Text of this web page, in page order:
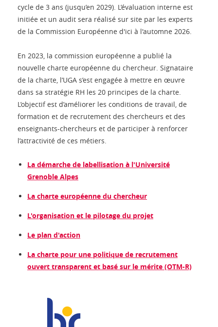
cycle de 3 ans (jusqu’en 2029). L’évaluation interne est
initiée et un audit sera réalisé sur site par les experts
de la Commission Européenne d'ici à l'automne 2026.
En 2023, la commission européenne a publié la
nouvelle charte européenne du chercheur. Signataire
de la charte, l’UGA s’est engagée à mettre en œuvre
dans sa stratégie RH les 20 principes de la charte.
L’objectif est d’améliorer les conditions de travail, de
formation et de recrutement des chercheurs et des
enseignants-chercheurs et de participer à renforcer
l’attractivité de ces métiers.
La démarche de labellisation à l'Université
Grenoble Alpes
La charte européenne du chercheur
L'organisation et le pilotage du projet
Le plan d'action
La charte pour une politique de recrutement
ouvert transparent et basé sur le mérite (OTM-R)